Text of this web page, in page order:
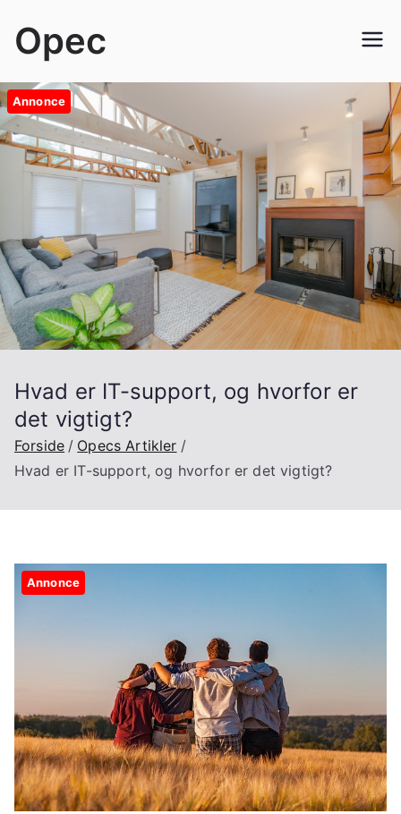
indhold
Opec
Annonce
Hvad er IT-support, og hvorfor er
det vigtigt?
Forside
Opecs Artikler
Hvad er IT-support, og hvorfor er det vigtigt?
Annonce